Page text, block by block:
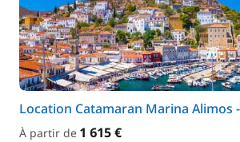
Location Catamaran Marina Alimos
À partir de 1 615 €